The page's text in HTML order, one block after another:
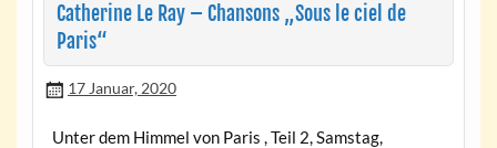
Catherine Le Ray – Chansons „Sous le ciel de
Paris“
17 Januar, 2020
Unter dem Himmel von Paris , Teil 2, Samstag,